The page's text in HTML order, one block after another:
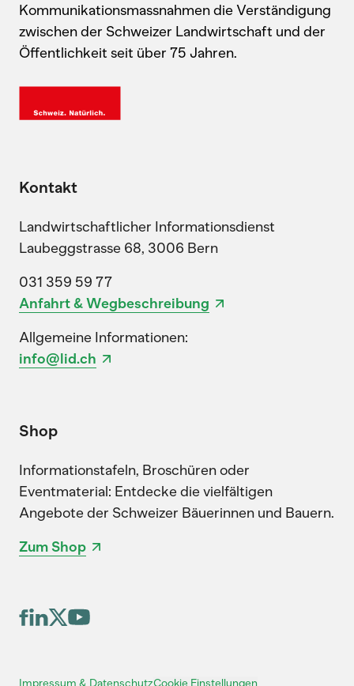
Kommunikationsmassnahmen die Verständigung
zwischen der Schweizer Landwirtschaft und der
Öffentlichkeit seit über 75 Jahren.
Kontakt
Landwirtschaftlicher Informationsdienst
Laubeggstrasse 68, 3006 Bern
031 359 59 77
Anfahrt & Wegbeschreibung
Allgemeine Informationen:
info@lid.ch
Shop
Informationstafeln, Broschüren oder
Eventmaterial: Entdecke die vielfältigen
Angebote der Schweizer Bäuerinnen und Bauern.
Zum Shop
Cookie Einstellungen